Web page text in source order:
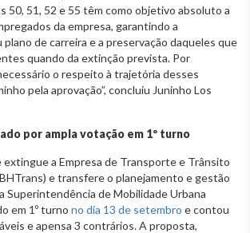
50, 51, 52 e 55 têm como objetivo absoluto a
da empresa, garantindo a
de carreira e a preservação daqueles que
quando da extinção prevista. Por
o respeito à trajetória desses
pela aprovação”, concluiu Juninho Los
por ampla votação em 1º turno
extingue a Empresa de Transporte e Trânsito
e transfere o planejamento e gestão
Superintendência de Mobilidade Urbana
em 1º turno no dia 13 de setembro e contou
e apensa 3 contrários. A proposta,